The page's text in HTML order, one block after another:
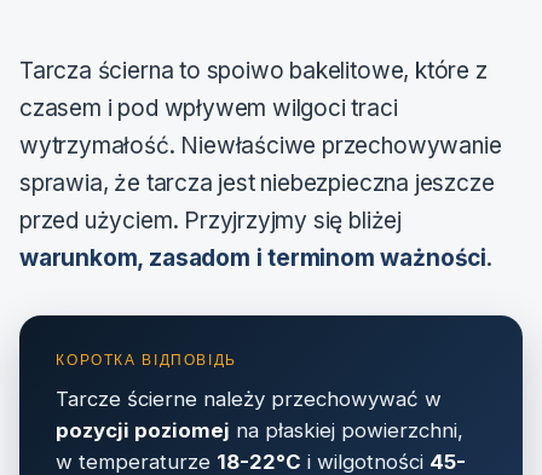
Tarcza ścierna to spoiwo bakelitowe, które z
czasem i pod wpływem wilgoci traci
wytrzymałość. Niewłaściwe przechowywanie
sprawia, że tarcza jest niebezpieczna jeszcze
przed użyciem. Przyjrzyjmy się bliżej
warunkom, zasadom i terminom ważności.
Tarcze ścierne należy przechowywać w
pozycji poziomej na płaskiej powierzchni,
w temperaturze 18-22°C i wilgotności 45-